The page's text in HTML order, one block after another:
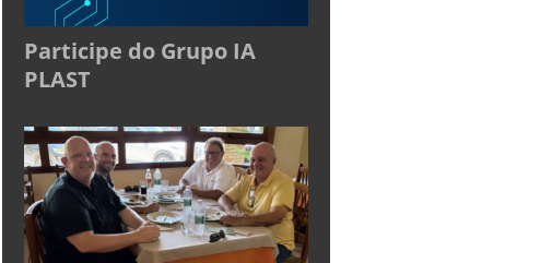
Participe do Grupo IA
PLAST